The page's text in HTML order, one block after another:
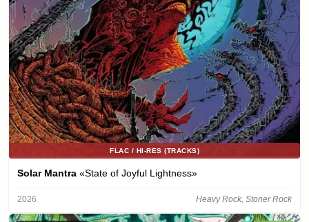
FLAC / HI-RES (TRACKS)
Solar Mantra «State of Joyful Lightness»
2026 Heavy Rock, Stoner Rock